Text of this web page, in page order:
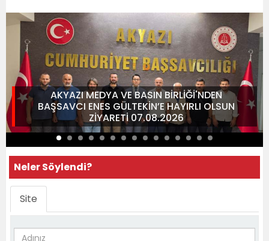
AKYAZI MEDYA VE BASIN BİRLİĞİ'NDEN
BAŞSAVCI ENES GÜLTEKİN’E HAYIRLI OLSUN
ZİYARETİ 07.08.2026
Neler Söylendi?
Site